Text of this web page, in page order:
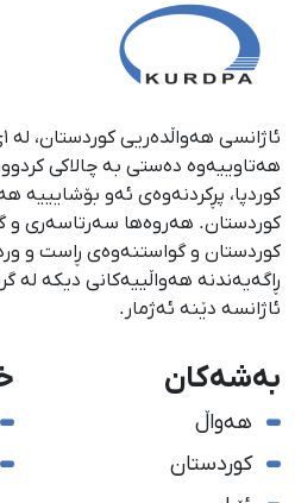
هەتاوییەوە دەستی بە چالاکی
كوردپا، پڕكردنەوەی ئەو بۆشایییە
كوردستان. هەروەها سەرتاسەری و
كوردستان و گواستنەوەی ڕاست و
ڕاگەیەندنە هەواڵییەكانی دیكە لە
ئاژانسە دێنە ئەژمار.
بەشەکان
هەواڵ
کوردستان